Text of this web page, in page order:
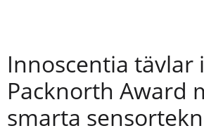
Innoscentia tävlar i
Packnorth Award
smarta